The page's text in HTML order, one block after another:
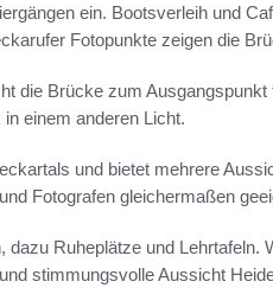
ein. Bootsverleih und
Fotopunkte zeigen die
die Brücke zum
einem anderen Licht.
und bietet mehrere
Fotografen gleichermaßen
Ruheplätze und Lehrtafeln.
stimmungsvolle Aussicht